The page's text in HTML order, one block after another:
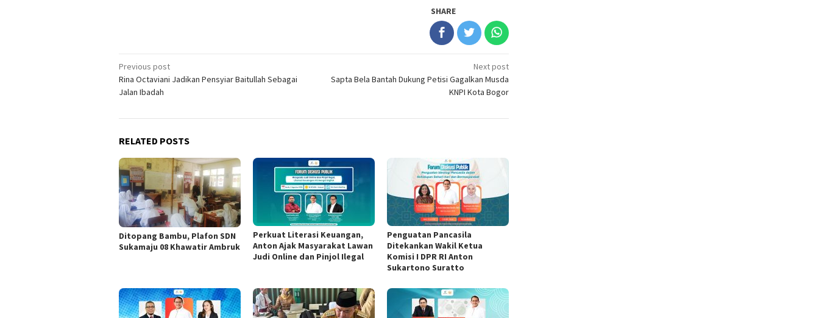
SHARE
Post
navigation
Previous post
Rina Octaviani Jadikan Pensyiar Baitullah Sebagai
Jalan Ibadah
Next post
Sapta Bela Bantah Dukung Petisi Gagalkan Musda
KNPI Kota Bogor
RELATED POSTS
Ditopang Bambu, Plafon SDN
Sukamaju 08 Khawatir Ambruk
Perkuat Literasi Keuangan,
Anton Ajak Masyarakat Lawan
Judi Online dan Pinjol Ilegal
Penguatan Pancasila
Ditekankan Wakil Ketua
Komisi I DPR RI Anton
Sukartono Suratto